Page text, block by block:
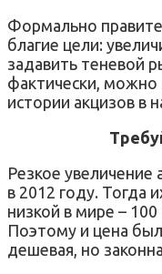
Формально
благие цели:
задавить теневой
фактически, можно
истории акцизов в
Резкое увеличение
в 2012 году. Тогда
низкой в мире –
Поэтому и цена
дешевая, но